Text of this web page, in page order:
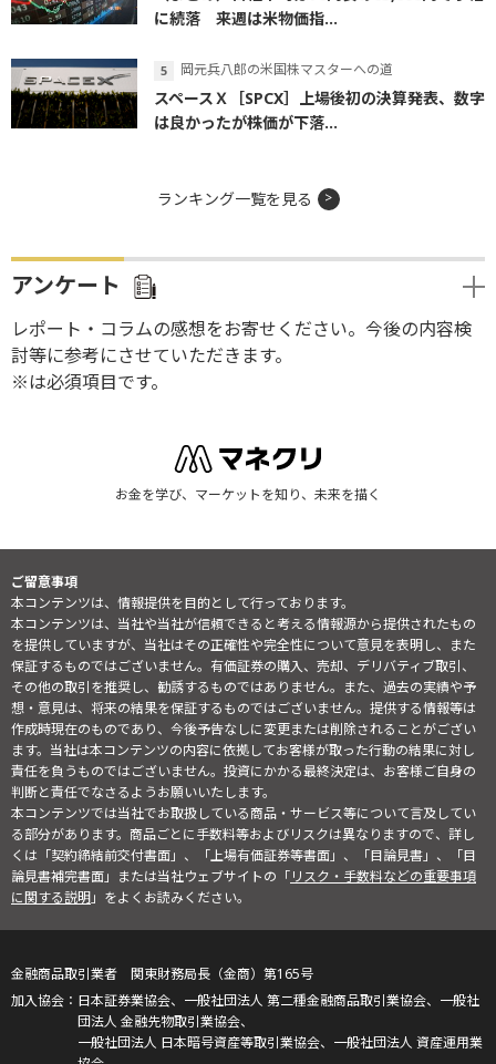
に続落 来週は米物価指...
岡元兵八郎の米国株マスターへの道
スペースＸ［SPCX］上場後初の決算発表、数字
は良かったが株価が下落...
ランキング一覧を見る
アンケート
レポート・コラムの感想をお寄せください。今後の内容検
討等に参考にさせていただきます。
※は必須項目です。
お金を学び、マーケットを知り、未来を描く
ご留意事項
本コンテンツは、情報提供を目的として行っております。
本コンテンツは、当社や当社が信頼できると考える情報源から提供されたもの
を提供していますが、当社はその正確性や完全性について意見を表明し、また
保証するものではございません。有価証券の購入、売却、デリバティブ取引、
その他の取引を推奨し、勧誘するものではありません。また、過去の実績や予
想・意見は、将来の結果を保証するものではございません。提供する情報等は
作成時現在のものであり、今後予告なしに変更または削除されることがござい
ます。当社は本コンテンツの内容に依拠してお客様が取った行動の結果に対し
責任を負うものではございません。投資にかかる最終決定は、お客様ご自身の
判断と責任でなさるようお願いいたします。
本コンテンツでは当社でお取扱している商品・サービス等について言及してい
る部分があります。商品ごとに手数料等およびリスクは異なりますので、詳し
くは「契約締結前交付書面」、「上場有価証券等書面」、「目論見書」、「目
論見書補完書面」または当社ウェブサイトの「リスク・手数料などの重要事項
に関する説明」をよくお読みください。
金融商品取引業者 関東財務局長（金商）第165号
日本証券業協会、一般社団法人 第二種金融商品取引業協会、一般社
団法人 金融先物取引業協会、
一般社団法人 日本暗号資産等取引業協会、一般社団法人 資産運用業